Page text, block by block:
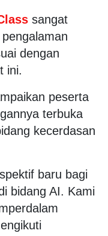
sangat
dengan
ini.
peserta
terbuka
kecerdasan
baru bagi
bidang AI. Kami